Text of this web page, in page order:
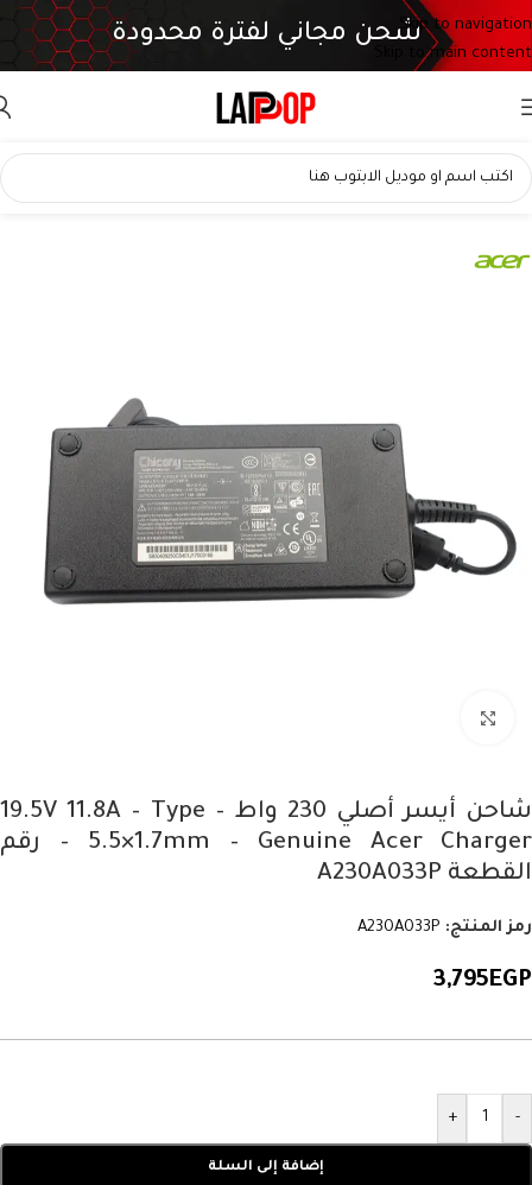
Skip to navigation
Skip to main content
شحن مجاني لفترة محدودة
شاحن أيسر أصلي 230 واط – 19.5V 11.8A – Type
5.5×1.7mm – Genuine Acer Charger – رقم
القطعة A230A033P
رمز المنتج: A230A033P
3,795EGP
-
+
إضافة إلى السلة